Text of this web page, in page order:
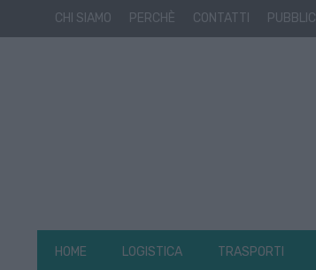
CHI SIAMO PERCHÈ CONTATTI
HOME LOGISTICA TRASPORTI